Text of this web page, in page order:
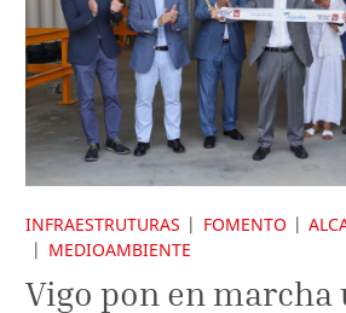
INFRAESTRUTURAS FOMENTO
MEDIOAMBIENTE
Vigo pon en marcha